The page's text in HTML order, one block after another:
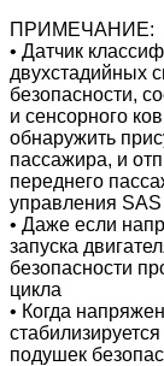
ПРИМЕЧАНИЕ:
• Датчик
двухстадийных
безопасности,
и сенсорного
обнаружить
пассажира, и
переднего
управления
• Даже если
запуска
безопасности
цикла
• Когда
подушек